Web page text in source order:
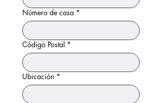
Número de casa *
Código Postal *
Ubicación *